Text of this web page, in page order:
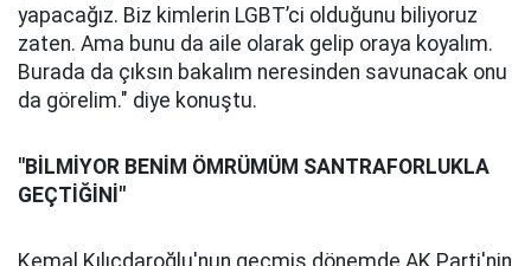
yapacağız. Biz kimlerin LGBT’ci olduğunu biliyoruz
zaten. Ama bunu da aile olarak gelip oraya koyalım.
Burada da çıksın bakalım neresinden savunacak onu
da görelim." diye konuştu.
"BİLMİYOR BENİM ÖMRÜMÜM SANTRAFORLUKLA
GEÇTİĞİNİ"
Kemal Kılıçdaroğlu'nun geçmiş dönemde AK Parti'nin